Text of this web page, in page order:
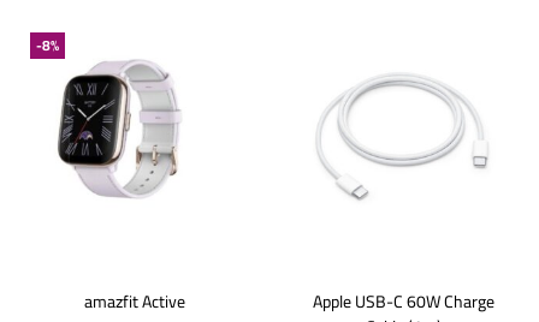
-8%
amazfit Active
Apple USB-C 60W Charge